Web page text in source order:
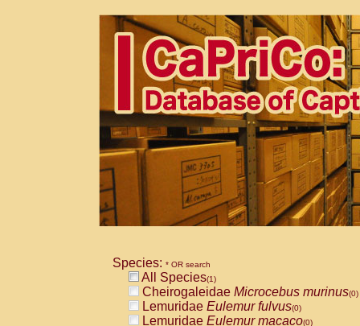
Species: * OR search
All Species(1)
Cheirogaleidae Microcebus murinus(0)
Lemuridae Eulemur fulvus(0)
Lemuridae Eulemur macaco(0)